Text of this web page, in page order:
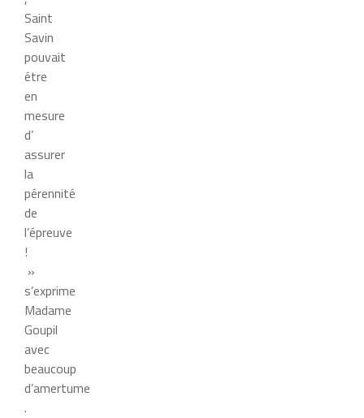
Saint
Savin
pouvait
étre
en
mesure
d’
assurer
la
pérennité
de
l’épreuve
!
»
s’exprime
Madame
Goupil
avec
beaucoup
d’amertume
.